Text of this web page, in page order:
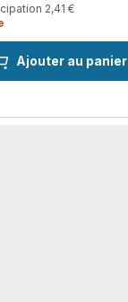
Ajouter au panier
2,41 €